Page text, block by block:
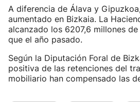
A diferencia de Álava y
aumentado en Bizkaia. La
alcanzado los 6207,6 millones
que el año pasado.
Según la Diputación Foral de
positiva de las retenciones del
mobiliario han compensado las